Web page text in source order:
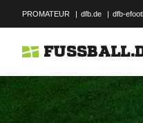
PROMATEUR | dfb.de | dfb-